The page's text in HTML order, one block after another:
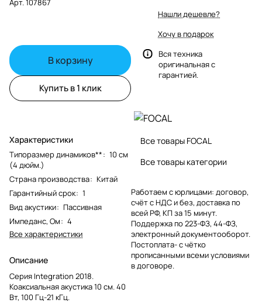
Арт.107867
В корзину
Купить в 1 клик
Характеристики
Типоразмер динамиков**: 10 см
(4 дюйм.)
Страна производства: Китай
Гарантийный срок: 1
Вид акустики: Пассивная
Импеданс, Ом: 4
Все характеристики
Описание
Серия Integration 2018.
Коаксиальная акустика 10 см. 40
Вт, 100 Гц-21 кГц.
Нашли дешевле?
Хочу в подарок
Вся техника
оригинальная с
гарантией.
Все товары FOCAL
Все товары категории
Работаем с юрлицами: договор,
счёт с НДС и без, доставка по
всей РФ, КП за 15 минут.
Поддержка по 223-ФЗ, 44-ФЗ,
электронный документооборот.
Постоплата- с чётко
прописанными всеми условиями
в договоре.